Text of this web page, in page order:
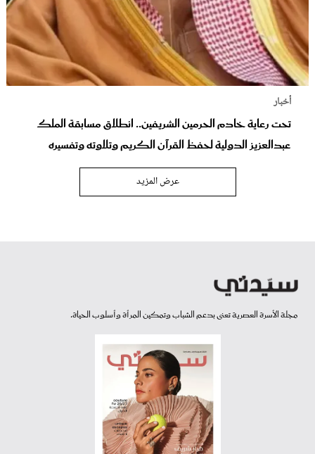
أخبار
تحت رعاية خادم الحرمين الشريفين.. انطلاق مسابقة الملك
عبدالعزيز الدولية لحفظ القرآن الكريم وتلاوته وتفسيره
عرض المزيد
مجلة الأسرة العصرية تعنى بدعم الشباب وتمكين المرأة وأسلوب الحياة.